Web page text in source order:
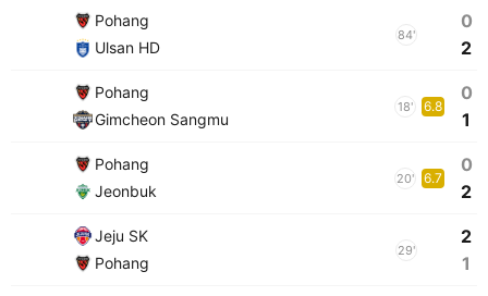
Pohang
Ulsan HD
84'
0
2
Pohang
Gimcheon Sangmu
18' 6.8
0
1
Pohang
Jeonbuk
20' 6.7
0
2
Jeju SK
Pohang
29'
2
1